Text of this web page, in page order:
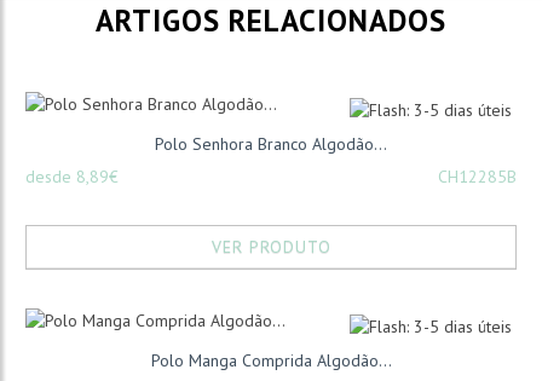
ARTIGOS RELACIONADOS
Polo Senhora Branco Algodão...
desde 8,89€
CH12285B
VER PRODUTO
Polo Manga Comprida Algodão...